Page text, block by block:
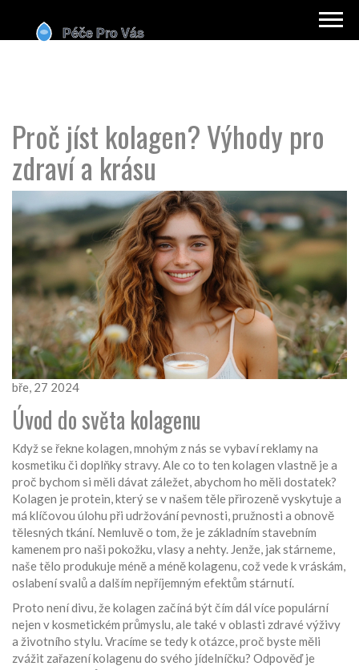
Proč jíst kolagen? Výhody pro
zdraví a krásu
bře, 27 2024
Úvod do světa kolagenu
Když se řekne kolagen, mnohým z nás se vybaví reklamy na
kosmetiku či doplňky stravy. Ale co to ten kolagen vlastně je a
proč bychom si měli dávat záležet, abychom ho měli dostatek?
Kolagen je protein, který se v našem těle přirozeně vyskytuje a
má klíčovou úlohu při udržování pevnosti, pružnosti a obnově
tělesných tkání. Nemluvě o tom, že je základním stavebním
kamenem pro naši pokožku, vlasy a nehty. Jenže, jak stárneme,
naše tělo produkuje méně a méně kolagenu, což vede k vráskám,
oslabení svalů a dalším nepříjemným efektům stárnutí.
Proto není divu, že kolagen začíná být čím dál více populární
nejen v kosmetickém průmyslu, ale také v oblasti zdravé výživy
a životního stylu. Vracíme se tedy k otázce, proč byste měli
zvážit zařazení kolagenu do svého jídelníčku? Odpověď je